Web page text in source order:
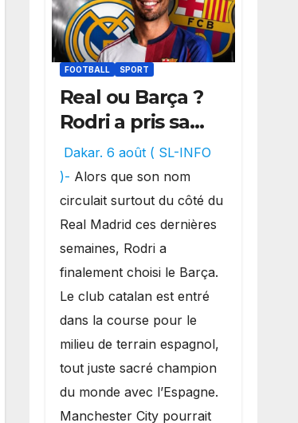
FOOTBALL SPORT
Real ou Barça ?
Rodri a pris sa
décision, un
choix qui
pourrait faire
grand bruit sur
le marché des
transferts.
Dakar. 6 août ( SL-INFO
)- Alors que son nom
circulait surtout du côté du
Real Madrid ces dernières
semaines, Rodri a
finalement choisi le Barça.
Le club catalan est entré
dans la course pour le
milieu de terrain espagnol,
tout juste sacré champion
du monde avec l’Espagne.
Manchester City pourrait